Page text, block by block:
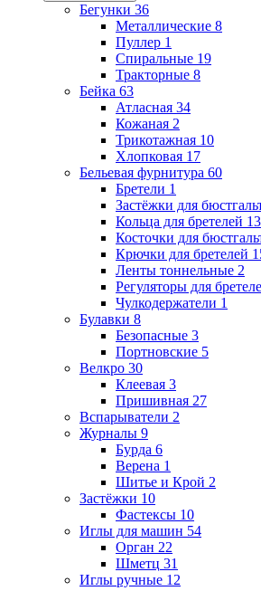
Бегунки 36
Металлические 8
Пуллер 1
Спиральные 19
Тракторные 8
Бейка 63
Атласная 34
Кожаная 2
Трикотажная 10
Хлопковая 17
Бельевая фурнитура 60
Бретели 1
Застёжки для
Кольца для бретелей 13
Косточки для
Крючки для бретелей
Ленты тоннельные 2
Регуляторы для
Чулкодержатели 1
Булавки 8
Безопасные 3
Портновские 5
Велкро 30
Клеевая 3
Пришивная 27
Вспарыватели 2
Журналы 9
Бурда 6
Верена 1
Шитье и Крой 2
Застёжки 10
Фастексы 10
Иглы для машин 54
Орган 22
Шметц 31
Иглы ручные 12